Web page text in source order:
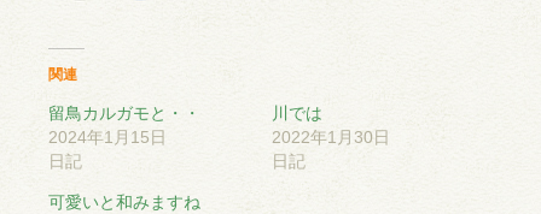
関連
留鳥カルガモと・・
2024年1月15日
日記
川では
2022年1月30日
日記
可愛いと和みますね